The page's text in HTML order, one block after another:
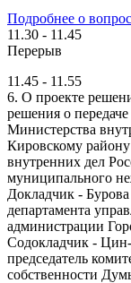
Подробнее о
11.30 - 11.45
Перерыв
11.45 - 11.55
6. О проекте
решения о передаче
Министерства
Кировскому
внутренних дел
муниципального
Докладчик -
департамента
администрации
Содокладчик -
председатель
собственности